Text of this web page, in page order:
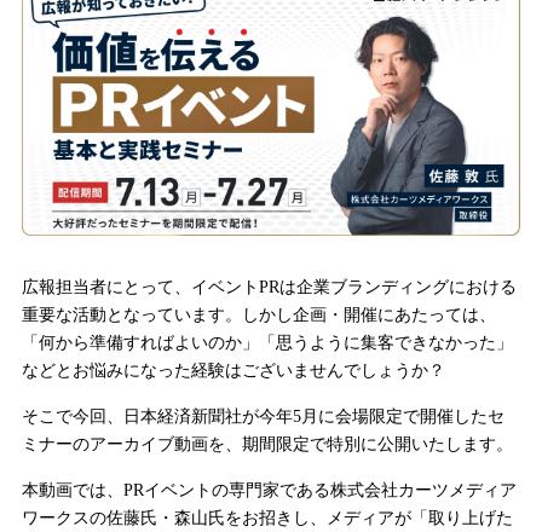
広報担当者にとって、イベントPRは企業ブランディングにおける
重要な活動となっています。しかし企画・開催にあたっては、
「何から準備すればよいのか」「思うように集客できなかった」
などとお悩みになった経験はございませんでしょうか？
そこで今回、日本経済新聞社が今年5月に会場限定で開催したセ
ミナーのアーカイブ動画を、期間限定で特別に公開いたします。
本動画では、PRイベントの専門家である株式会社カーツメディア
ワークスの佐藤氏・森山氏をお招きし、メディアが「取り上げた